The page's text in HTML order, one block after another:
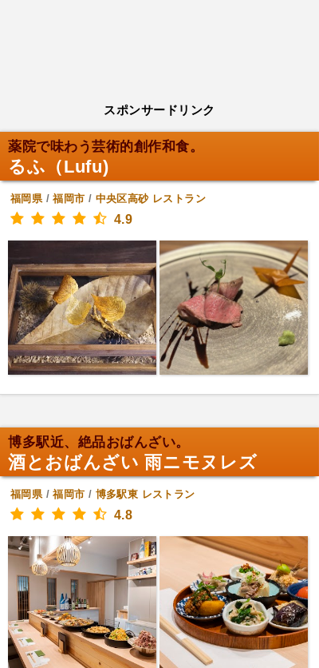
スポンサードリンク
薬院で味わう芸術的創作和食。
るふ（Lufu)
福岡県/福岡市 / 中央区高砂 レストラン
4.9
博多駅近、絶品おばんざい。
酒とおばんざい 雨ニモヌレズ
福岡県/福岡市 / 博多駅東 レストラン
4.8